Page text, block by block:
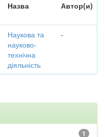
Назва Автор(и)
Наукова та
науково-
технічна
діяльність
-
1